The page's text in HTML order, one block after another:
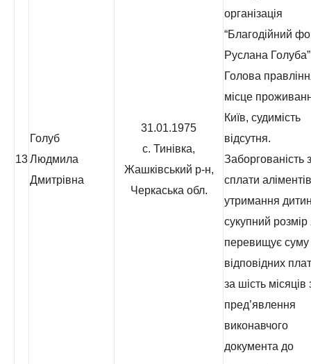
13
Голуб
Людмила
Дмитрівна
31.01.1975
с. Тинівка,
Жашківський р-н,
Черкаська обл.
організація
“Благодійний
Руслана
Голова
місце
Київ, судимість
відсутня.
Заборгованість
сплати
утримання
сукупний розмір
перевищує суму
відповідних
за шість місяців
пред’явлення
виконавчого
документа до